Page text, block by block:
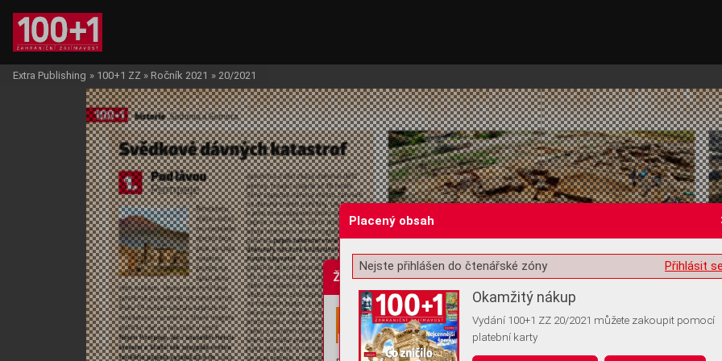
Žádost o souhlas s ukládáním volitelných informací
Extra Publishing » 100+1 ZZ » Ročník 2021 » 20/2021
Placený obsah
Přihlásit
Nejste přihlášen do čtenářské zóny
Okamžitý nákup
Vydání 100+1 ZZ 20/2021 můžete zakoupit pomocí
platební karty